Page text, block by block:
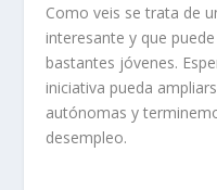
Como veis se trata de
interesante y que
bastantes jóvenes.
iniciativa pueda
autónomas y
desempleo.